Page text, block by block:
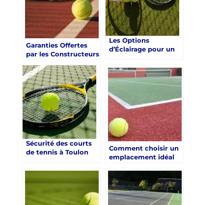
Garanties Offertes
par les Constructeurs
Toulon dans le Var
pour les Centres de
Retraite Sportive
Les Options
d’Éclairage pour un
Toulon dans le Var
Sécurité des courts
de tennis à Toulon
Retraite Sportive
Comment choisir un
emplacement idéal
court de tennis Saint
Raphaël ?